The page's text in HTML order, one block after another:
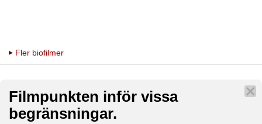
Fler biofilmer
Filmpunkten inför vissa
begränsningar.